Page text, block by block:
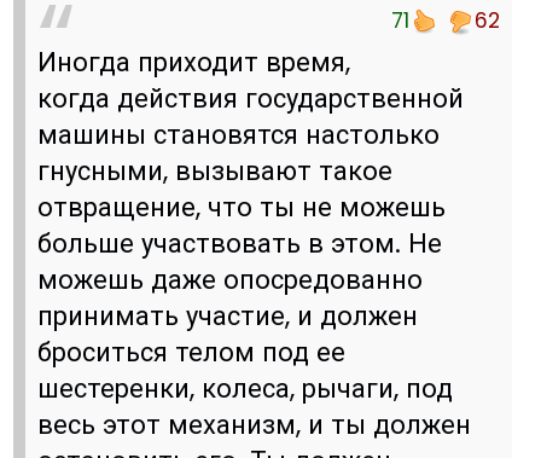
71 62
Иногда приходит время,
когда действия государственной
машины становятся настолько
гнусными, вызывают такое
отвращение, что ты не можешь
больше участвовать в этом. Не
можешь даже опосредованно
принимать участие, и должен
броситься телом под ее
шестеренки, колеса, рычаги, под
весь этот механизм, и ты должен